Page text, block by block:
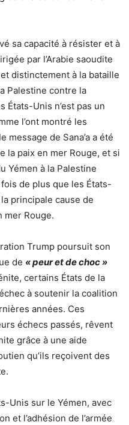
sa capacité à résister et à
par l’Arabie saoudite
distinctement à la bataille
Palestine contre la
Unis n’est pas un
l’ont montré les
message de Sana’a a été
la paix en mer Rouge, et si
Yémen à la Palestine
de plus que les États-
principale cause de
mer Rouge.
Trump poursuit son
de « peur et de choc »
certains États de la
à soutenir la coalition
années. Ces
échecs passés, rêvent
grâce à une aide
qu’ils reçoivent des
Unis sur le Yémen, avec
et l’adhésion de l’armée